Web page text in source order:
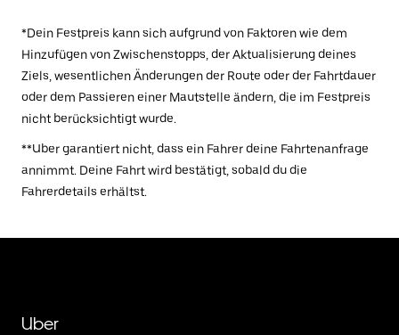
*Dein Festpreis kann sich aufgrund von Faktoren wie dem
Hinzufügen von Zwischenstopps, der Aktualisierung deines
Ziels, wesentlichen Änderungen der Route oder der Fahrtdauer
oder dem Passieren einer Mautstelle ändern, die im Festpreis
nicht berücksichtigt wurde.
**Uber garantiert nicht, dass ein Fahrer deine Fahrtenanfrage
annimmt. Deine Fahrt wird bestätigt, sobald du die
Fahrerdetails erhältst.
Uber